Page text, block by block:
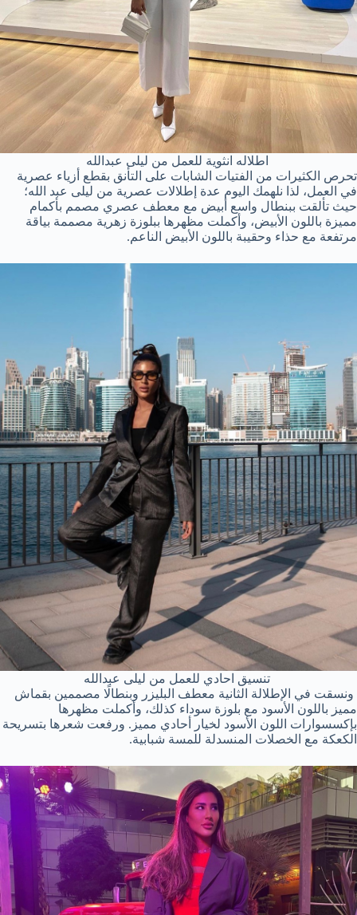
اطلاله انثوية للعمل من ليلى عبدالله
تحرص الكثيرات من الفتيات الشابات على التأنق بقطع أزياء عصرية
في العمل، لذا نلهمك اليوم عدة إطلالات عصرية من ليلى عبد الله؛
حيث تألقت ببنطال واسع أبيض مع معطف عصري مصمم بأكمام
مميزة باللون الأبيض، وأكملت مظهرها ببلوزة زهرية مصممة بياقة
مرتفعة مع حذاء وحقيبة باللون الأبيض الناعم.
تنسيق احادي للعمل من ليلى عبدالله
ونسقت في الإطلالة الثانية معطف البليزر وبنطالًا مصممين بقماش
مميز باللون الأسود مع بلوزة سوداء كذلك، وأكملت مظهرها
بإكسسوارات اللون الأسود لخيار أحادي مميز. ورفعت شعرها بتسريحة
الكعكة مع الخصلات المنسدلة للمسة شبابية.